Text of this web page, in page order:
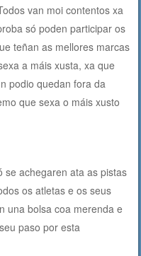
van moi contentos xa
só poden participar os
teñan as mellores marcas
a máis xusta, xa que
podio quedan fora da
que sexa o máis xusto
se achegaren ata as pistas
os atletas e os seus
una bolsa coa merenda e
paso por esta